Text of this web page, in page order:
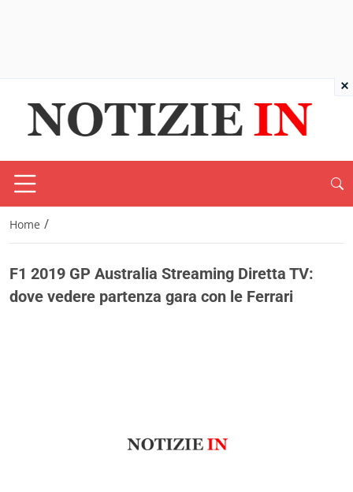
Home /
F1 2019 GP Australia Streaming Diretta TV:
dove vedere partenza gara con le Ferrari
×